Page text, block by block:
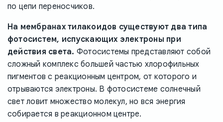
по цепи переносчиков.
На мембранах тилакоидов существуют два типа
фотосистем, испускающих электроны при
действия света. Фотосистемы представляют собой
сложный комплекс большей частью хлорофильных
пигментов с реакционным центром, от которого и
отрываются электроны. В фотосистеме солнечный
свет ловит множество молекул, но вся энергия
собирается в реакционном центре.